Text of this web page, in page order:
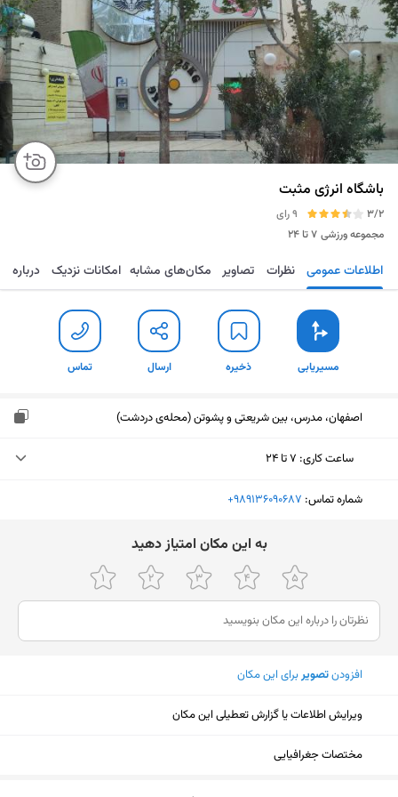
باشگاه انرژی مثبت
3/2
9 رای
مجموعه ورزشی ۷ تا ۲۴
مسیریابی ذخیره ارسال تماس اطلاعات عمومی نظرات تصاویر مکان‌های مشابه امکانات نزدیک درباره
مسیریابی ذخیره ارسال تماس
اصفهان، مدرس، بین شریعتی و پشوتن (محله‌ی دردشت)
ساعت کاری: ۷ تا ۲۴
سه‌شنبه (امروز)
جمعه
۷ تا ۲۴
شنبه
۷ تا ۲۴
یکشنبه
دوشنبه
شماره تماس: ‎+989136090687
ﺑﻪ اﯾﻦ ﻣﮑﺎن اﻣﺘﯿﺎز دﻫﯿﺪ
افزودنتصویربرای این مکان
ویرایش اطلاعات یا گزارش تعطیلی این مکان
مختصات جغرافیایی